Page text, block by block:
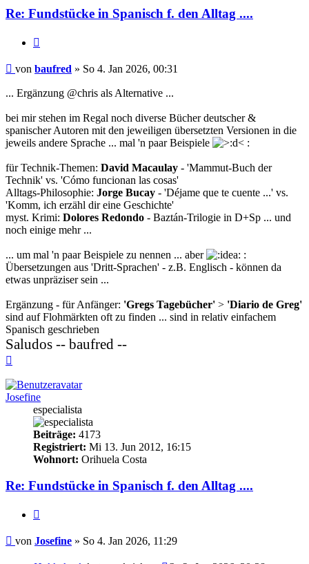
Re: Fundstücke in Spanisch f. den Alltag ....
Beitrag
von baufred » So 4. Jan 2026, 00:31
... Ergänzung @chris als Alternative ...
bei mir stehen im Regal noch diverse Bücher deutscher &
spanischer Autoren mit den jeweiligen übersetzten Versionen in die
jeweils andere Sprache ... mal 'n paar Beispiele
:
für Technik-Themen: David Macaulay - 'Mammut-Buch der
Technik' vs. 'Cómo funcionan las cosas'
Alltags-Philosophie: Jorge Bucay - 'Déjame que te cuente ...' vs.
'Komm, ich erzähl dir eine Geschichte'
myst. Krimi: Dolores Redondo - Baztán-Trilogie in D+Sp ... und
noch einige mehr ...
... um mal 'n paar Beispiele zu nennen ... aber
:
Übersetzungen aus 'Dritt-Sprachen' - z.B. Englisch - können da
etwas unpräziser sein ...
Ergänzung - für Anfänger: 'Gregs Tagebücher' > 'Diario de Greg'
sind auf Flohmärkten oft zu finden ... sind in relativ einfachem
Spanisch geschrieben
Saludos -- baufred --
Josefine
especialista
Beiträge: 4173
Registriert: Mi 13. Jun 2012, 16:15
Wohnort: Orihuela Costa
Re: Fundstücke in Spanisch f. den Alltag ....
Beitrag
von Josefine » So 4. Jan 2026, 11:29